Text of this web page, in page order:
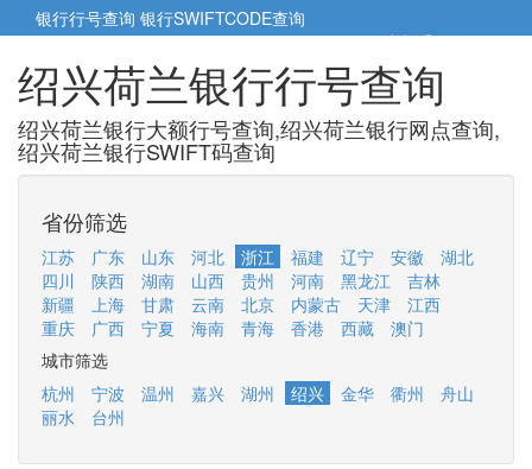
银行行号查询 银行SWIFTCODE查询
5cm小帮手5cm.cn
绍兴荷兰银行行号查询
绍兴荷兰银行大额行号查询,绍兴荷兰银行网点查询,
绍兴荷兰银行SWIFT码查询
省份筛选
江苏 广东 山东 河北 浙江 福建 辽宁 安徽
湖北
四川
陕西 湖南 山西 贵州 河南 黑龙江
吉林
新疆
上海 甘肃 云南 北京 内蒙古 天津
江西
重庆
广西 宁夏 海南 青海 香港 西藏
澳门
城市筛选
杭州
宁波 温州 嘉兴 湖州 绍兴 金华 衢州
舟山
丽水
台州